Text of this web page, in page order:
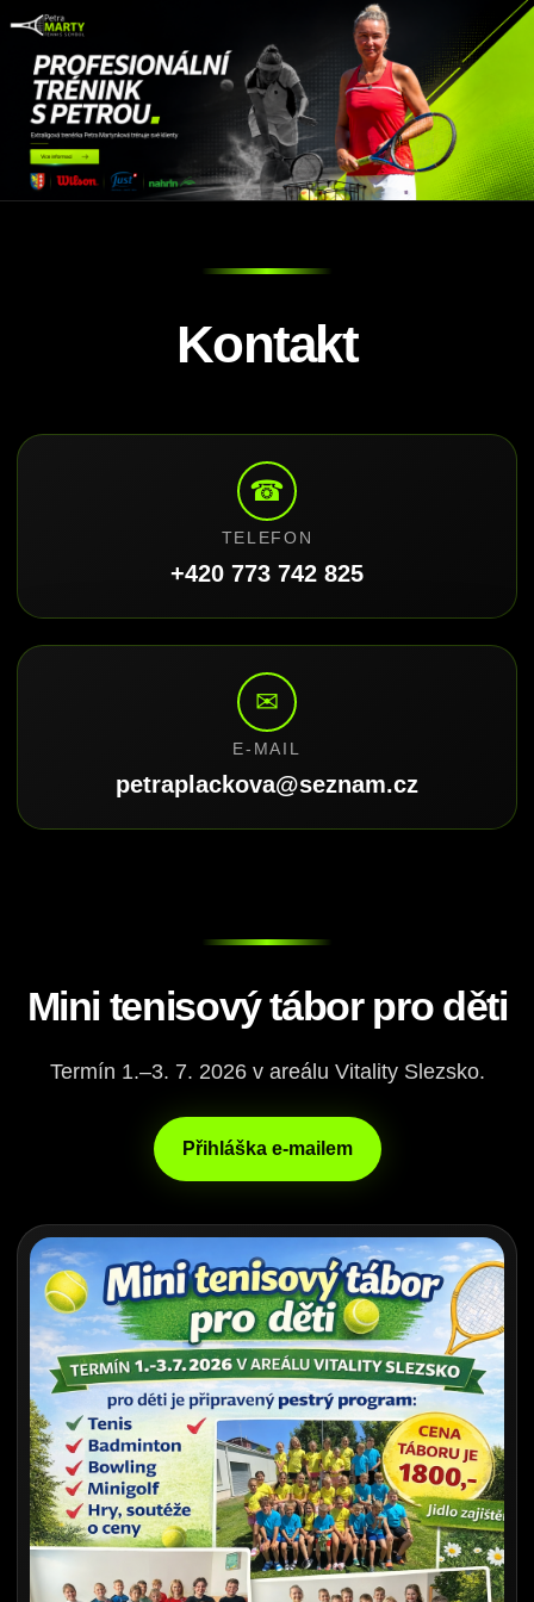
Kontakt
☎
TELEFON
+420 773 742 825
✉
E-MAIL
petraplackova@seznam.cz
Mini tenisový tábor pro děti
Termín 1.–3. 7. 2026 v areálu Vitality Slezsko.
Přihláška e-mailem